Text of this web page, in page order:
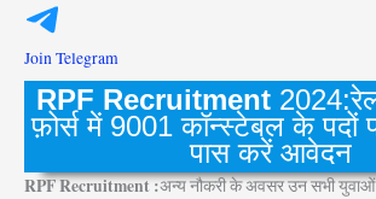
Join Telegram
RPF Recruitment
फ़ोर्स में 9001 कॉन्स्टेबल के पदों
पास करें आवेदन
RPF Recruitment :अन्य नौकरी के अवसर उन सभी